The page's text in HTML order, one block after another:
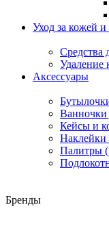
Уход за кожей и
Средства
Удаление
Аксессуары
Ванночки
Кейсы и
Наклейки
Палитры
Бренды